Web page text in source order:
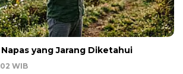
yang Jarang Diketahui
WIB